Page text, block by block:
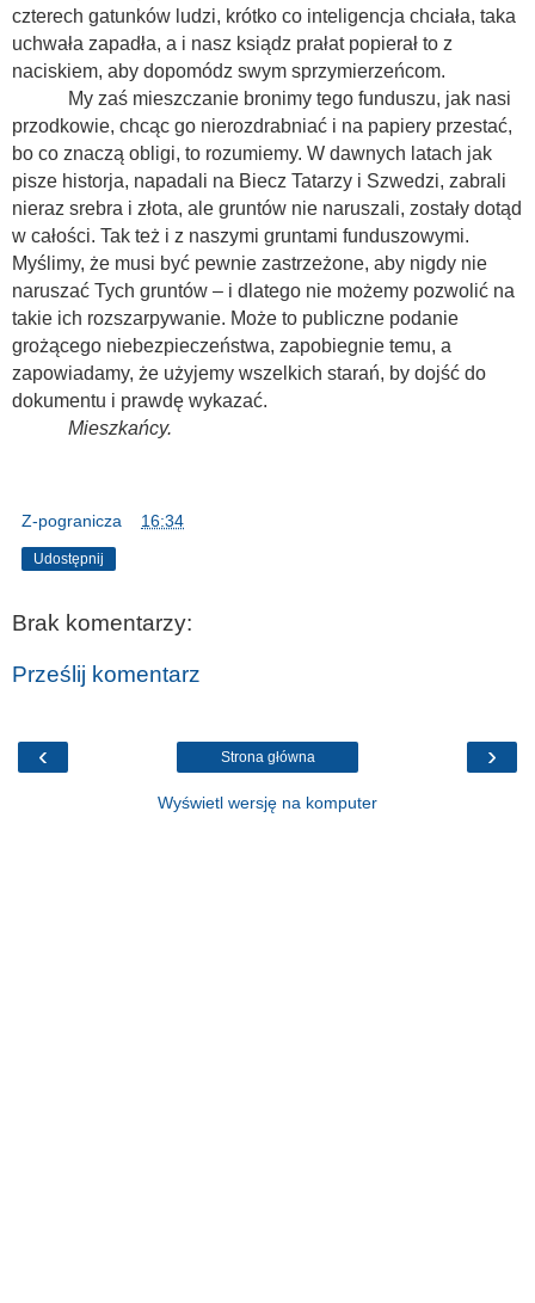
czterech gatunków ludzi, krótko co inteligencja chciała, taka
uchwała zapadła, a i nasz ksiądz prałat popierał to z
naciskiem, aby dopomódz swym sprzymierzeńcom.
My zaś mieszczanie bronimy tego funduszu, jak nasi
przodkowie, chcąc go nierozdrabniać i na papiery przestać,
bo co znaczą obligi, to rozumiemy. W dawnych latach jak
pisze historja, napadali na Biecz Tatarzy i Szwedzi, zabrali
nieraz srebra i złota, ale gruntów nie naruszali, zostały dotąd
w całości. Tak też i z naszymi gruntami funduszowymi.
Myślimy, że musi być pewnie zastrzeżone, aby nigdy nie
naruszać Tych gruntów – i dlatego nie możemy pozwolić na
takie ich rozszarpywanie. Może to publiczne podanie
grożącego niebezpieczeństwa, zapobiegnie temu, a
zapowiadamy, że użyjemy wszelkich starań, by dojść do
dokumentu i prawdę wykazać.
Mieszkańcy.
Z-pogranicza 16:34
Udostępnij
Brak komentarzy:
Prześlij komentarz
‹ ›
Strona główna
Wyświetl wersję na komputer